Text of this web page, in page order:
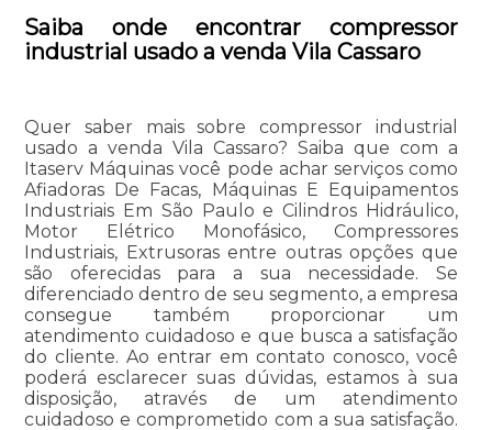
Saiba onde encontrar compressor
industrial usado a venda Vila Cassaro
Quer saber mais sobre compressor industrial
usado a venda Vila Cassaro? Saiba que com a
Itaserv Máquinas você pode achar serviços como
Afiadoras De Facas, Máquinas E Equipamentos
Industriais Em São Paulo e Cilindros Hidráulico,
Motor Elétrico Monofásico, Compressores
Industriais, Extrusoras entre outras opções que
são oferecidas para a sua necessidade. Se
diferenciado dentro de seu segmento, a empresa
consegue também proporcionar um
atendimento cuidadoso e que busca a satisfação
do cliente. Ao entrar em contato conosco, você
poderá esclarecer suas dúvidas, estamos à sua
disposição, através de um atendimento
cuidadoso e comprometido com a sua satisfação.